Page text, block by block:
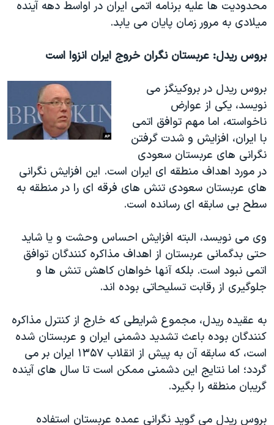
محدودیت ها علیه برنامه اتمی ایران در اواسط دهه آینده
میلادی به مرور زمان پایان می یابد.
بروس ریدل: عربستان نگران خروج ایران انزوا است
بروس ریدل در بروکینگز می
نویسد، یکی از عوارض
ناخواسته، اما مهم توافق اتمی
با ایران، افزایش و شدت گرفتن
نگرانی های عربستان سعودی
در مورد اهداف منطقه ای ایران است. این افزایش نگرانی
های عربستان سعودی تنش های فرقه ای را در منطقه به
سطح بی سابقه ای رسانده است.
وی می نویسد، البته افزایش احساس وحشت و یا شاید
حتی بدگمانی عربستان از اهداف مذاکره کنندگان توافق
اتمی نبود است. بلکه آنها خواهان کاهش تنش ها و
جلوگیری از رقابت تسلیحاتی بوده اند.
به عقیده ریدل، مجموع شرایطی که خارج از کنترل مذاکره
کنندگان بوده باعث تشدید دشمنی ایران و عربستان شده
است، که سابقه آن به پیش از انقلاب ۱۳۵۷ ایران بر می
گردد؛ اما نتایج این دشمنی ممکن است تا سال های آینده
گریبان منطقه را بگیرد.
بروس ریدل می گوید نگرانی عمده عربستان استفاده